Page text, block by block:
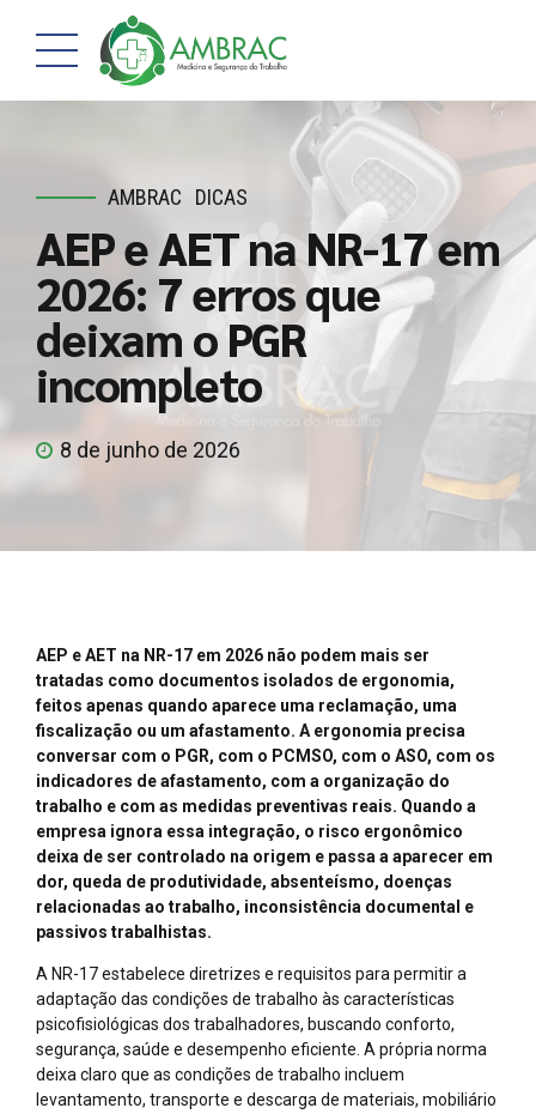
AMBRAC DICAS
AEP e AET na NR-17 em
2026: 7 erros que
deixam o PGR
incompleto
8 de junho de 2026
AEP e AET na NR-17 em 2026 não podem mais ser
tratadas como documentos isolados de ergonomia,
feitos apenas quando aparece uma reclamação, uma
fiscalização ou um afastamento. A ergonomia precisa
conversar com o PGR, com o PCMSO, com o ASO, com os
indicadores de afastamento, com a organização do
trabalho e com as medidas preventivas reais. Quando a
empresa ignora essa integração, o risco ergonômico
deixa de ser controlado na origem e passa a aparecer em
dor, queda de produtividade, absenteísmo, doenças
relacionadas ao trabalho, inconsistência documental e
passivos trabalhistas.
A NR-17 estabelece diretrizes e requisitos para permitir a
adaptação das condições de trabalho às características
psicofisiológicas dos trabalhadores, buscando conforto,
segurança, saúde e desempenho eficiente. A própria norma
deixa claro que as condições de trabalho incluem
levantamento, transporte e descarga de materiais, mobiliário